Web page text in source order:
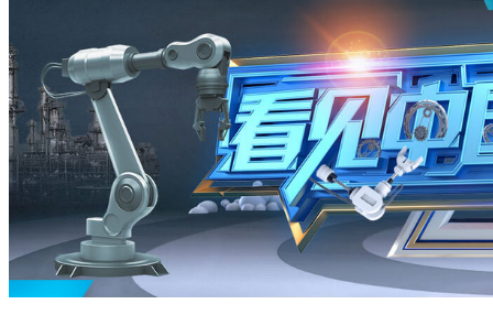
生态环境 一带一路
大国智造 大国展会 大国保险 云顶对话 云起
CCTV.节目官网 直播 节目单 栏目 片库 热播榜